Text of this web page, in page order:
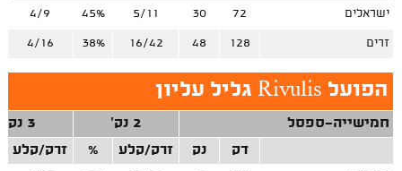
ישראלים 72
30
5/11
45%
4/9
זרים 128
48
16/42
38%
4/16
הפועל Rivulis גליל עליון
חמישייה-ספסל 2 נק'
3 נק'
דק
נק זרק/קלע % זרק/קלע